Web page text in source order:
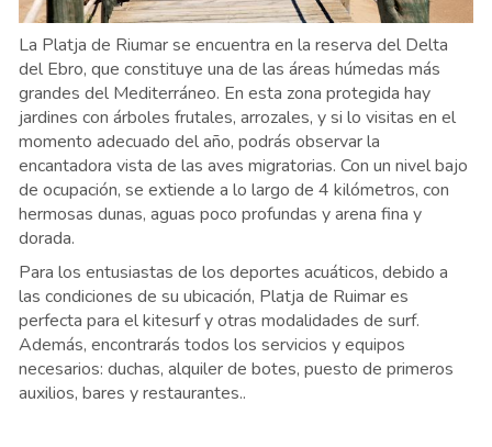
La Platja de Riumar se encuentra en la reserva del Delta
del Ebro, que constituye una de las áreas húmedas más
grandes del Mediterráneo. En esta zona protegida hay
jardines con árboles frutales, arrozales, y si lo visitas en el
momento adecuado del año, podrás observar la
encantadora vista de las aves migratorias. Con un nivel bajo
de ocupación, se extiende a lo largo de 4 kilómetros, con
hermosas dunas, aguas poco profundas y arena fina y
dorada.
Para los entusiastas de los deportes acuáticos, debido a
las condiciones de su ubicación, Platja de Ruimar es
perfecta para el kitesurf y otras modalidades de surf.
Además, encontrarás todos los servicios y equipos
necesarios: duchas, alquiler de botes, puesto de primeros
auxilios, bares y restaurantes..